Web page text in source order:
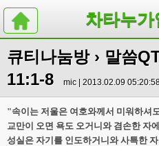
차타누가
큐티나눔방› 말씀
11:1-8
mic | 2013.02.09 05:20:58
" 속이는 저울은 여호와께서 미워하셔
교만이 오면 욕도 오거니와 겸손한 자
성실은 자기를 인도하거니와 사특한